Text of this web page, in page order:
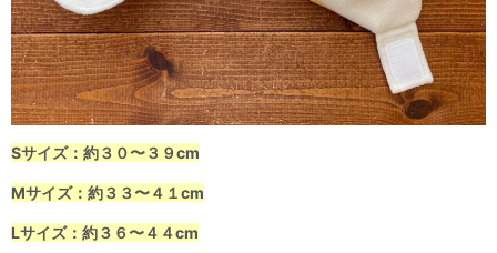
Sサイズ：約３０〜３９cm
Mサイズ：約３３〜４１cm
Lサイズ：約３６〜４４cm